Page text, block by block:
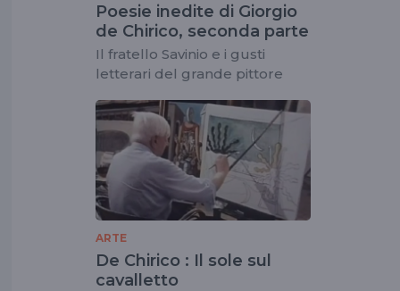
Poesie inedite di Giorgio
de Chirico, seconda parte
Il fratello Savinio e i gusti
letterari del grande pittore
ARTE
De Chirico : Il sole sul
cavalletto